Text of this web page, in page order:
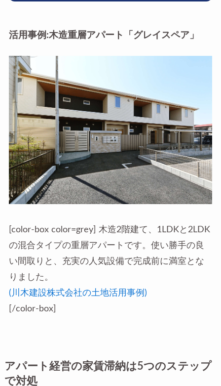
活用事例:木造重層アパート「グレイスペア」
[color-box color=grey] 木造2階建て、1LDKと2LDK
の混合タイプの重層アパートです。使い勝手の良
い間取りと、充実の人気設備で完成前に満室とな
りました。
(川木建設株式会社の土地活用事例)
[/color-box]
アパート経営の家賃滞納は5つのステップ
で対処